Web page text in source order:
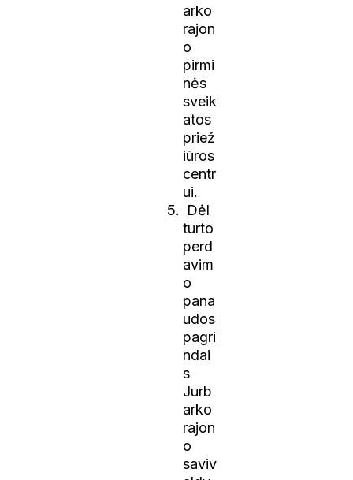
arko
rajon
o
pirmi
nės
sveik
atos
priež
iūros
centr
ui.
Dėl
turto
perd
avim
o
pana
udos
pagri
ndai
s
Jurb
arko
rajon
o
saviv